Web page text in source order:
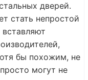
дверей.
стать непростой
бы похожим, не
могут не